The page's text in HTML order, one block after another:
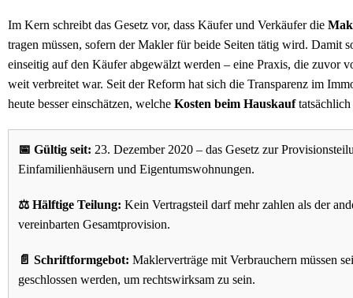
Im Kern schreibt das Gesetz vor, dass Käufer und Verkäufer die
tragen müssen, sofern der Makler für beide Seiten tätig wird. Damit
einseitig auf den Käufer abgewälzt werden – eine Praxis, die zuvor
weit verbreitet war. Seit der Reform hat sich die Transparenz im
heute besser einschätzen, welche Kosten beim Hauskauftatsächlich
📅 Gültig seit: 23. Dezember 2020 – das Gesetz zur
Einfamilienhäusern und Eigentumswohnungen.
⚖️ Hälftige Teilung: Kein Vertragsteil darf mehr zahlen als der
vereinbarten Gesamtprovision.
📄 Schriftformgebot: Maklerverträge mit Verbrauchern müssen
geschlossen werden, um rechtswirksam zu sein.